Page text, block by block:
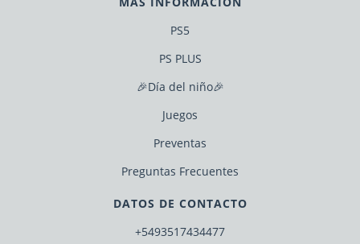
PS5
PS PLUS
🎉Día del niño🎉
Juegos
Preventas
Preguntas Frecuentes
DATOS DE CONTACTO
+5493517434477